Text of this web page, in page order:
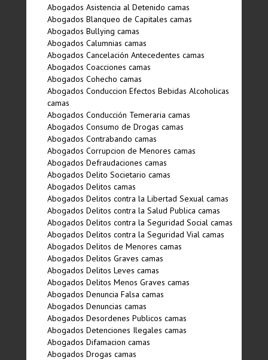
Abogados Asistencia al Detenido camas
Abogados Blanqueo de Capitales camas
Abogados Bullying camas
Abogados Calumnias camas
Abogados Cancelación Antecedentes camas
Abogados Coacciones camas
Abogados Cohecho camas
Abogados Conduccion Efectos Bebidas Alcoholicas
camas
Abogados Conducción Temeraria camas
Abogados Consumo de Drogas camas
Abogados Contrabando camas
Abogados Corrupcion de Menores camas
Abogados Defraudaciones camas
Abogados Delito Societario camas
Abogados Delitos camas
Abogados Delitos contra la Libertad Sexual camas
Abogados Delitos contra la Salud Publica camas
Abogados Delitos contra la Seguridad Social camas
Abogados Delitos contra la Seguridad Vial camas
Abogados Delitos de Menores camas
Abogados Delitos Graves camas
Abogados Delitos Leves camas
Abogados Delitos Menos Graves camas
Abogados Denuncia Falsa camas
Abogados Denuncias camas
Abogados Desordenes Publicos camas
Abogados Detenciones Ilegales camas
Abogados Difamacion camas
Abogados Drogas camas